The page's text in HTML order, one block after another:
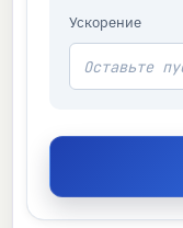
Ускорение